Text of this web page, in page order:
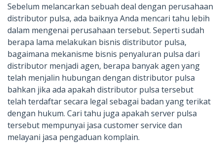
Sebelum melancarkan sebuah deal dengan perusahaan
distributor pulsa, ada baiknya Anda mencari tahu lebih
dalam mengenai perusahaan tersebut. Seperti sudah
berapa lama melakukan bisnis distributor pulsa,
bagaimana mekanisme bisnis penyaluran pulsa dari
distributor menjadi agen, berapa banyak agen yang
telah menjalin hubungan dengan distributor pulsa
bahkan jika ada apakah distributor pulsa tersebut
telah terdaftar secara legal sebagai badan yang terikat
dengan hukum. Cari tahu juga apakah server pulsa
tersebut mempunyai jasa customer service dan
melayani jasa pengaduan komplain.